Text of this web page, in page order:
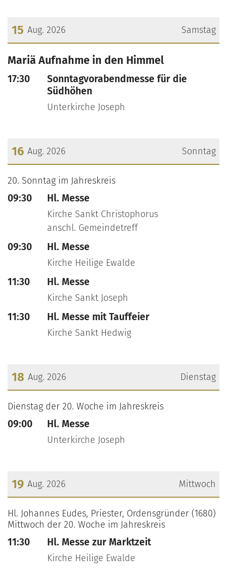
Samstag
15 Aug. 2026
???msg.page.sr.date??? 15. August 2026
Mariä Aufnahme in den Himmel
17:30
Sonntagvorabendmesse für die
Südhöhen
Unterkirche Joseph
Sonntag
16 Aug. 2026
???msg.page.sr.date??? 16. August 2026
20. Sonntag im Jahreskreis
09:30 Hl. Messe
Kirche Sankt Christophorus
anschl. Gemeindetreff
09:30 Hl. Messe
Kirche Heilige Ewalde
11:30 Hl. Messe
Kirche Sankt Joseph
11:30 Hl. Messe mit Tauffeier
Kirche Sankt Hedwig
Dienstag
18 Aug. 2026
???msg.page.sr.date??? 18. August 2026
Dienstag der 20. Woche im Jahreskreis
09:00 Hl. Messe
Unterkirche Joseph
Mittwoch
19 Aug. 2026
???msg.page.sr.date??? 19. August 2026
Hl. Johannes Eudes, Priester, Ordensgründer (1680)
Mittwoch der 20. Woche im Jahreskreis
11:30 Hl. Messe zur Marktzeit
Kirche Heilige Ewalde